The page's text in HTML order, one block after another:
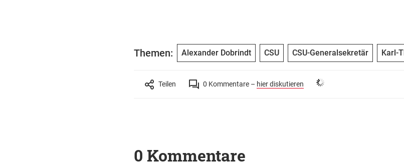
Themen: Alexander Dobrindt CSU CSU-Generalsekretär Karl-
Teilen 0 Kommentare – hier diskutieren
0 Kommentare